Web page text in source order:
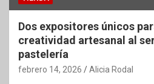
Dos expositores únicos
creatividad artesanal al
pastelería
febrero 14, 2026 Alicia Rodal